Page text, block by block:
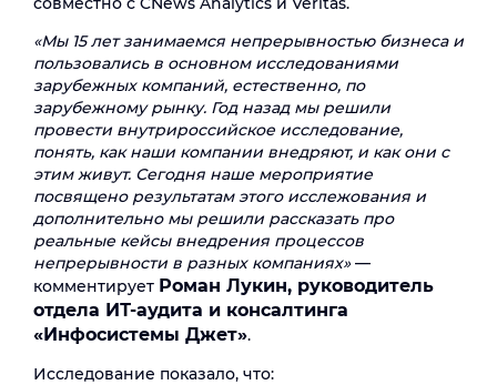
«Мы 15 лет занимаемся непрерывностью бизнеса и
пользовались в основном исследованиями
зарубежных компаний, естественно, по
зарубежному рынку. Год назад мы решили
провести внутрироссийское исследование,
понять, как наши компании внедряют, и как они с
этим живут. Сегодня наше мероприятие
посвящено результатам этого исслежования и
дополнительно мы решили рассказать про
реальные кейсы внедрения процессов
непрерывности в разных компаниях»—
комментирует Роман Лукин, руководитель
отдела ИТ-аудита и консалтинга
«Инфосистемы Джет».
Исследование показало, что: